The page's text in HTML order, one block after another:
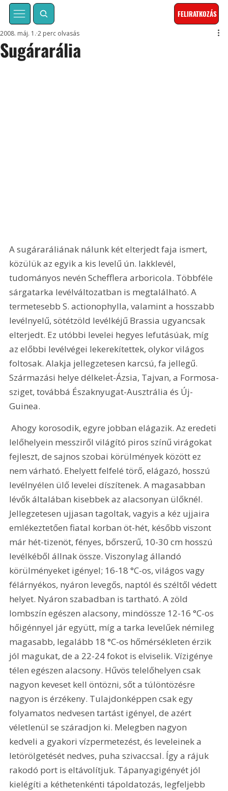
FELIRATKOZÁS
Sugárarália
2008. máj. 1. 2 perc olvasás
A sugáraráliának nálunk két elterjedt faja ismert,
közülük az egyik a kis levelű ún. lakklevél,
tudományos nevén Schefflera arboricola. Többféle
sárgatarka levélváltozatban is megtalálható. A
termetesebb S. actionophylla, valamint a hosszabb
levélnyelű, sötétzöld levélkéjű Brassia ugyancsak
elterjedt. Ez utóbbi levelei hegyes lefutásúak, míg
az előbbi levélvégei lekerekítettek, olykor világos
foltosak. Alakja jellegzetesen karcsú, fa jellegű.
Származási helye délkelet-Ázsia, Tajvan, a Formosa-
sziget, továbbá Északnyugat-Ausztrália és Új-
Guinea.
Ahogy korosodik, egyre jobban elágazik. Az eredeti
lelőhelyein messziről világító piros színű virágokat
fejleszt, de sajnos szobai körülmények között ez
nem várható. Ehelyett felfelé törő, elágazó, hosszú
levélnyélen ülő levelei díszítenek. A magasabban
lévők általában kisebbek az alacsonyan ülőknél.
Jellegzetesen ujjasan tagoltak, vagyis a kéz ujjaira
emlékeztetően fiatal korban öt-hét, később viszont
már hét-tizenöt, fényes, bőrszerű, 10-30 cm hosszú
levélkéből állnak össze. Viszonylag állandó
körülményeket igényel; 16-18 °C-os, világos vagy
félárnyékos, nyáron levegős, naptól és széltől védett
helyet. Nyáron szabadban is tartható. A zöld
lombszín egészen alacsony, mindössze 12-16 °C-os
hőigénnyel jár együtt, míg a tarka levelűek némileg
magasabb, legalább 18 °C-os hőmérsékleten érzik
jól magukat, de a 22-24 fokot is elviselik. Vízigénye
télen egészen alacsony. Hűvös telelőhelyen csak
nagyon keveset kell öntözni, sőt a túlöntözésre
nagyon is érzékeny. Tulajdonképpen csak egy
folyamatos nedvesen tartást igényel, de azért
véletlenül se száradjon ki. Melegben nagyon
kedveli a gyakori vízpermetezést, és leveleinek a
letörölgetését nedves, puha szivaccsal. Így a rájuk
rakodó port is eltávolítjuk. Tápanyagigényét jól
kielégíti a kéthetenkénti tápoldatozás, legfeljebb